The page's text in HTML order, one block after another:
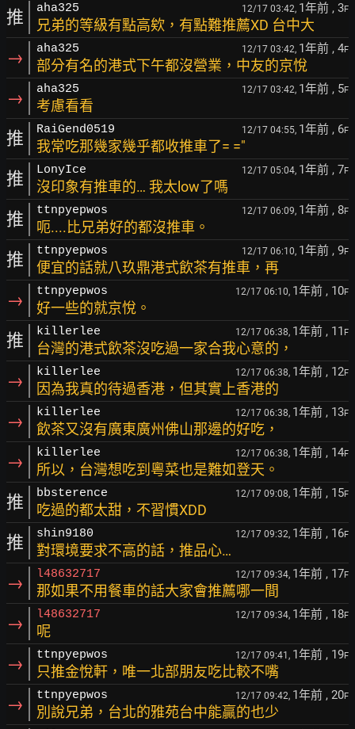
推 aha325 12/17 03:42, 1年前 , 3F
兄弟的等級有點高欸，有點難推薦XD 台中大
→ aha325 12/17 03:42, 1年前 , 4F
部分有名的港式下午都沒營業，中友的京悅
→ aha325 12/17 03:42, 1年前 , 5F
考慮看看
推 RaiGend0519 12/17 04:55, 1年前 , 6F
我常吃那幾家幾乎都收推車了= ="
推 LonyIce 12/17 05:04, 1年前 , 7F
沒印象有推車的… 我太low了嗎
推 ttnpyepwos 12/17 06:09, 1年前 , 8F
呃....比兄弟好的都沒推車。
推 ttnpyepwos 12/17 06:10, 1年前 , 9F
便宜的話就八玖鼎港式飲茶有推車，再
→ ttnpyepwos 12/17 06:10, 1年前 , 10F
好一些的就京悅。
推 killerlee 12/17 06:38, 1年前 , 11 F
台灣的港式飲茶沒吃過一家合我心意的，
→ killerlee 12/17 06:38, 1年前 , 12F
因為我真的待過香港，但其實上香港的
→ killerlee 12/17 06:38, 1年前 , 13F
飲茶又沒有廣東廣州佛山那邊的好吃，
→ killerlee 12/17 06:38, 1年前 , 14F
所以，台灣想吃到粵菜也是難如登天。
推 bbsterence 12/17 09:08, 1年前 , 15F
吃過的都太甜，不習慣XDD
推 shin9180 12/17 09:32, 1年前 , 16F
對環境要求不高的話，推品心…
→ l48632717 12/17 09:34, 1年前 , 17F
那如果不用餐車的話大家會推薦哪一間
→ l48632717 12/17 09:34, 1年前 , 18F
呢
→ ttnpyepwos 12/17 09:41, 1年前 , 19F
只推金悅軒，唯一北部朋友吃比較不嘴
→ ttnpyepwos 12/17 09:42, 1年前 , 20F
別說兄弟，台北的雅苑台中能贏的也少